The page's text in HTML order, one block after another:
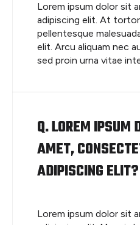
Lorem ipsum dolor sit
adipiscing elit. At
pellentesque
elit. Arcu aliquam nec
sed proin urna vitae
Q. LOREM IPSUM
AMET,
ADIPISCING ELIT?
Lorem ipsum dolor sit